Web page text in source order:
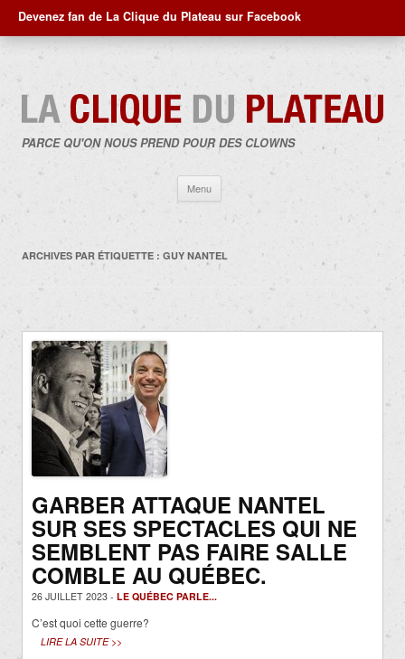
Devenez fan de La Clique du Plateau sur Facebook
PARCE QU'ON NOUS PREND POUR DES CLOWNS
Menu
contenu
ARCHIVES PAR ÉTIQUETTE : GUY NANTEL
GARBER ATTAQUE NANTEL
SUR SES SPECTACLES QUI NE
SEMBLENT PAS FAIRE SALLE
COMBLE AU QUÉBEC.
26 JUILLET 2023 - LE QUÉBEC PARLE...
C’est quoi cette guerre?
LIRE LA SUITE >>